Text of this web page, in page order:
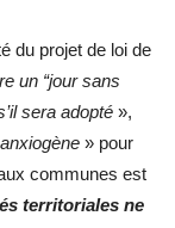
du projet de loi de
un “jour sans
sera adopté »,
anxiogène » pour
communes est
territoriales ne